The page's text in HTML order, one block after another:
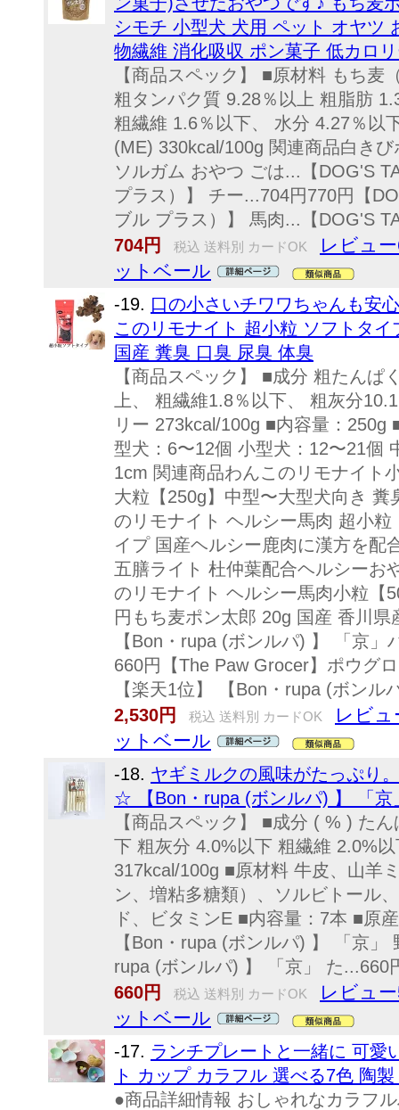
シモチ 小型犬 犬用 ペット オヤツ
物繊維 消化吸収 ポン菓子 低カロ
【商品スペック】 ■原材料 もち
粗タンパク質 9.28％以上 粗脂肪
粗繊維 1.6％以下、 水分 4.27％以
(ME) 330kcal/100g 関連商品白き
ソルガム おやつ ごは...【DOG'S
プラス）】 チー...704円770円【
ブル プラス）】 馬肉...【DOG'S
704円
税込 送料別 カードOK
レビュ
ットベール
-19. 口の小さいチワワちゃんも安
このリモナイト 超小粒 ソフトタ
国産 糞臭 口臭 尿臭 体臭
【商品スペック】 ■成分 粗たんぱ
上、 粗繊維1.8％以下、 粗灰分
リー 273kcal/100g ■内容量：250g
型犬：6〜12個 小型犬：12〜21個
1cm 関連商品わんこのリモナイト
大粒【250g】中型〜大型犬向き
のリモナイト ヘルシー馬肉 超小
イプ 国産ヘルシー鹿肉に漢方を配
五膳ライト 杜仲葉配合ヘルシーお
のリモナイト ヘルシー馬肉小粒【
円もち麦ポン太郎 20g 国産 香川
【Bon・rupa (ボンルパ) 】 「京
660円【The Paw Grocer】ポウグ
【楽天1位】 【Bon・rupa (ボン
2,530円
税込 送料別 カードOK
レビュ
ットベール
-18. ヤギミルクの風味がたっぷり
☆ 【Bon・rupa (ボンルパ) 】 「京
【商品スペック】 ■成分 ( % ) た
下 粗灰分 4.0%以下 粗繊維 2.0%
317kcal/100g ■原材料 牛皮、山羊
ン、増粘多糖類）、ソルビトール
ド、ビタミンE ■内容量：7本 ■原
【Bon・rupa (ボンルパ) 】 「京
rupa (ボンルパ) 】 「京」 た...660
660円
税込 送料別 カードOK
レビュ
ットベール
-17. ランチプレートと一緒に 可愛
ト カップ カラフル 選べる7色 陶
●商品詳細情報 おしゃれなカラフ